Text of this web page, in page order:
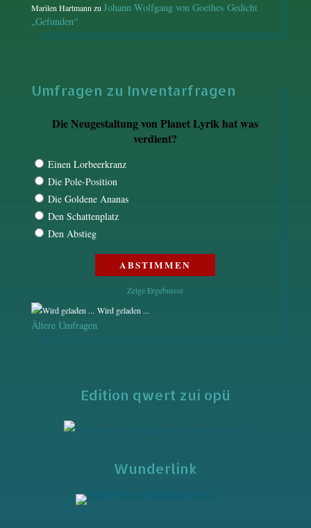
Marilen Hartmann zu Johann Wolfgang von Goethes Gedicht
„Gefunden“
Umfragen zu Inventarfragen
Die Neugestaltung von Planet Lyrik hat was
verdient?
Einen Lorbeerkranz
Die Pole-Position
Die Goldene Ananas
Den Schattenplatz
Den Abstieg
Zeige Ergebnisse
Wird geladen ...
Ältere Umfragen
Edition qwert zui opü
Wunderlink